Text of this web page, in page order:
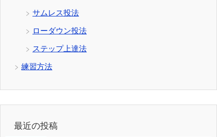
サムレス投法
ローダウン投法
ステップ上達法
練習方法
最近の投稿